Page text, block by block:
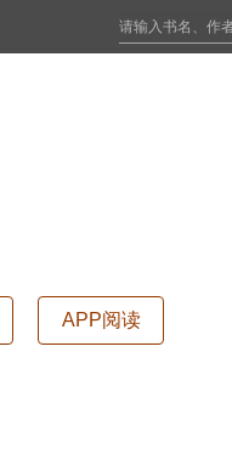
APP阅读